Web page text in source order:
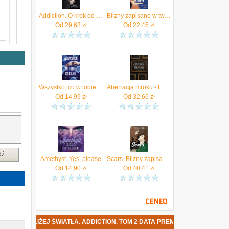
Addiction. O krok od przepaści. Tom 1
Od 29,68zł
Blizny zapisane w twoich oczach , Scars #3 mobi,epub,pdf FortunateEm - ebook
Od 22,45zł
Wszystko, co w tobie kocham #2 (e-book)
Od 14,99 zł
Aberracja mroku - FortunateEm [KSIĄŻKA]
Od 32,66 zł
Amethyst. Yes, please
Od 14,90zł
Scars. Blizny zapisane na skórze
Od 40,41 zł
BLIŻEJ ŚWIATŁA. ADDICTION. TOM 2 DATA PREMIERY